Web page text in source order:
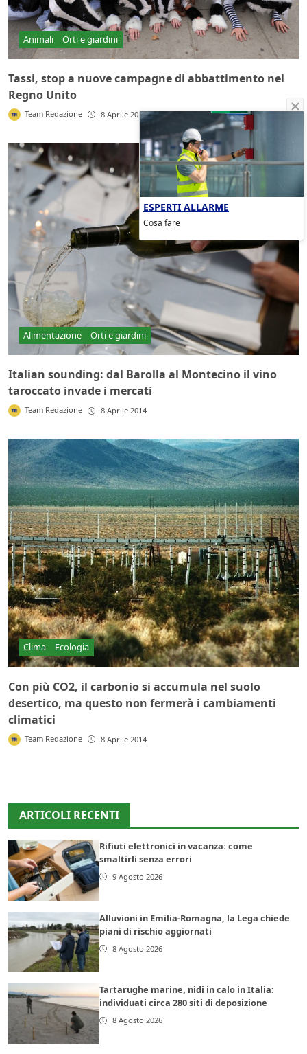
Animali Orti e giardini
Tassi, stop a nuove campagne di abbattimento nel
Regno Unito
Team Redazione 8 Aprile 2014
Alimentazione Orti e giardini
Italian sounding: dal Barolla al Montecino il vino
taroccato invade i mercati
Team Redazione 8 Aprile 2014
Clima Ecologia
Con più CO2, il carbonio si accumula nel suolo
desertico, ma questo non fermerà i cambiamenti
climatici
Team Redazione 8 Aprile 2014
ARTICOLI RECENTI
Rifiuti elettronici in vacanza: come
smaltirli senza errori
9 Agosto 2026
Alluvioni in Emilia-Romagna, la Lega chiede
piani di rischio aggiornati
8 Agosto 2026
Tartarughe marine, nidi in calo in Italia:
individuati circa 280 siti di deposizione
8 Agosto 2026
ESPERTI ALLARME
Cosa fare